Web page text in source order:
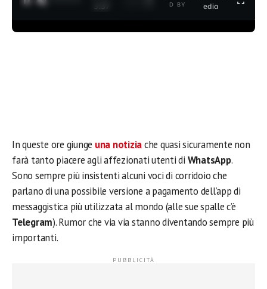
3:37
D BY
edia
In queste ore giunge una notiziache quasi sicuramente non
farà tanto piacere agli affezionati utenti di WhatsApp.
Sono sempre più insistenti alcuni voci di corridoio che
parlano di una possibile versione a pagamento dell’app di
messaggistica più utilizzata al mondo (alle sue spalle c’è
Telegram). Rumor che via via stanno diventando sempre più
importanti.